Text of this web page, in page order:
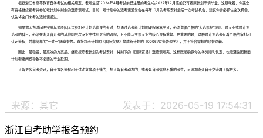
根据浙江省高等教育自学考试的相关规定，老考生(即2024年4月考试前已注册的考生)在2027年12月底前仍可按原计划申请毕业。这意味着，你完全
有资格继续报考并参加老计划中剩余的选修课考试。目前，老计划中的选考课通常会在每年10月的考期安排最后一次考试机会，建议你务必抓住这次机会，
优先将这门未考的选修课通过。
如果你因为时间冲突或其他原因无法参加老计划选修课的考试，想通过选考新计划的课程来凑学分，必须遵循严格的“大选修制”规则。跨专业或跨计划
选考的科目，必须在浙江省开考的其他同层次专业中找到对应的课程，且不能与主修专业的核心课程重复。更重要的是，这种跨计划选考有着严格的审批和
认定流程，并非简单的“一对一”随意替换。直接将老计划的《国际贸易》换成新计划的《00067财务管理学》，并不符合常规的顶替逻辑。
因此，最稳妥、最高效的方案是：继续按照老计划的考试安排，将剩下的《国际贸易》选修课考完。这样既能确保你的学分顺利认定，也能避免因新旧
计划衔接问题导致不必要的毕业延期。
了解更多自考资讯，自考报名流程和考试注意事项不懂的，想了解自考动态的，或者是自考信息不懂的考生，可添加浙江自考交流群了解更多。
来源：其它 发表于：2026-05-19 17:54:31
浙江自考助学报名预约